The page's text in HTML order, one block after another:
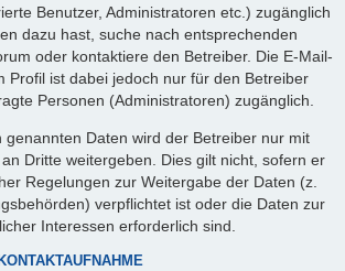
Benutzer, Administratoren etc.) zugänglich
dazu hast, suche nach entsprechenden
oder kontaktiere den Betreiber. Die E-Mail-
Profil ist dabei jedoch nur für den Betreiber
Personen (Administratoren) zugänglich.
genannten Daten wird der Betreiber nur mit
Dritte weitergeben. Dies gilt nicht, sofern er
Regelungen zur Weitergabe der Daten (z.
verpflichtet ist oder die Daten zur
Interessen erforderlich sind.